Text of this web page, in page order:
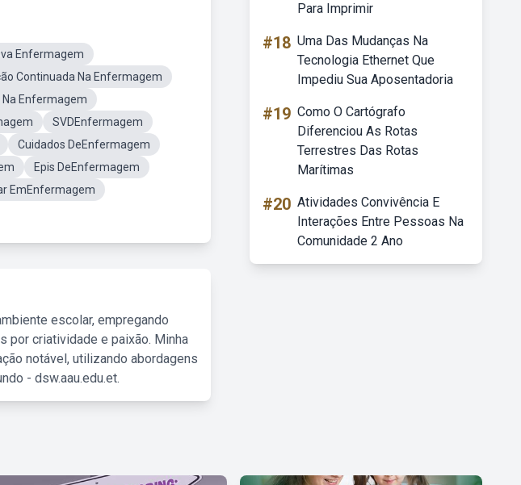
Enfermagem
Continuada Na Enfermagem
Na Enfermagem
SVDEnfermagem
Cuidados DeEnfermagem
Epis DeEnfermagem
EmEnfermagem
escolar, empregando
por criatividade e paixão. Minha
notável, utilizando abordagens
- dsw.aau.edu.et.
Para Imprimir
#18 Uma Das Mudanças Na
Tecnologia Ethernet Que
Impediu Sua Aposentadoria
#19 Como O Cartógrafo
Diferenciou As Rotas
Terrestres Das Rotas
Marítimas
#20 Atividades Convivência E
Interações Entre Pessoas Na
Comunidade 2 Ano